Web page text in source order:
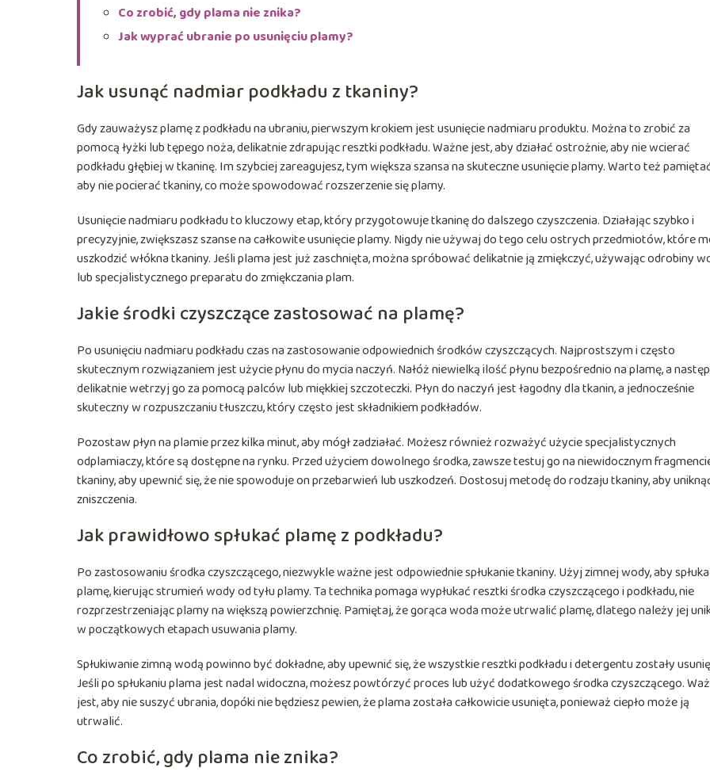
Co zrobić, gdy plama nie znika?
Jak wyprać ubranie po usunięciu plamy?
Jak usunąć nadmiar podkładu z tkaniny?
Gdy zauważysz plamę z podkładu na ubraniu, pierwszym krokiem jest usunięcie nadmiaru produktu. Można to zrobić za
pomocą łyżki lub tępego noża, delikatnie zdrapując resztki podkładu. Ważne jest, aby działać ostrożnie, aby nie wcierać
podkładu głębiej w tkaninę. Im szybciej zareagujesz, tym większa szansa na skuteczne usunięcie plamy. Warto też
aby nie pocierać tkaniny, co może spowodować rozszerzenie się plamy.
Usunięcie nadmiaru podkładu to kluczowy etap, który przygotowuje tkaninę do dalszego czyszczenia. Działając szybko i
precyzyjnie, zwiększasz szanse na całkowite usunięcie plamy. Nigdy nie używaj do tego celu ostrych przedmiotów, które
uszkodzić włókna tkaniny. Jeśli plama jest już zaschnięta, można spróbować delikatnie ją zmiękczyć, używając odrobiny
lub specjalistycznego preparatu do zmiękczania plam.
Jakie środki czyszczące zastosować na plamę?
Po usunięciu nadmiaru podkładu czas na zastosowanie odpowiednich środków czyszczących. Najprostszym i często
skutecznym rozwiązaniem jest użycie płynu do mycia naczyń. Nałóż niewielką ilość płynu bezpośrednio na plamę, a
delikatnie wetrzyj go za pomocą palców lub miękkiej szczoteczki. Płyn do naczyń jest łagodny dla tkanin, a jednocześnie
skuteczny w rozpuszczaniu tłuszczu, który często jest składnikiem podkładów.
Pozostaw płyn na plamie przez kilka minut, aby mógł zadziałać. Możesz również rozważyć użycie specjalistycznych
odplamiaczy, które są dostępne na rynku. Przed użyciem dowolnego środka, zawsze testuj go na niewidocznym
tkaniny, aby upewnić się, że nie spowoduje on przebarwień lub uszkodzeń. Dostosuj metodę do rodzaju tkaniny, aby
zniszczenia.
Jak prawidłowo spłukać plamę z podkładu?
Po zastosowaniu środka czyszczącego, niezwykle ważne jest odpowiednie spłukanie tkaniny. Użyj zimnej wody, aby
plamę, kierując strumień wody od tyłu plamy. Ta technika pomaga wypłukać resztki środka czyszczącego i podkładu, nie
rozprzestrzeniając plamy na większą powierzchnię. Pamiętaj, że gorąca woda może utrwalić plamę, dlatego należy jej
w początkowych etapach usuwania plamy.
Spłukiwanie zimną wodą powinno być dokładne, aby upewnić się, że wszystkie resztki podkładu i detergentu zostały
Jeśli po spłukaniu plama jest nadal widoczna, możesz powtórzyć proces lub użyć dodatkowego środka czyszczącego.
jest, aby nie suszyć ubrania, dopóki nie będziesz pewien, że plama została całkowicie usunięta, ponieważ ciepło może ją
utrwalić.
Co zrobić, gdy plama nie znika?